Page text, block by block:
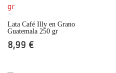
Lata Café Illy en Grano
Guatemala 250 gr
8,99 €